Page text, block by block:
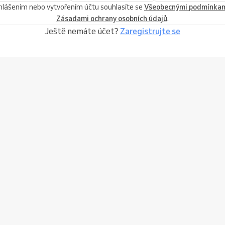
nebo vytvořením účtu souhlasíte se Všeobecnými
Zásadami ochrany osobních údajů.
Ještě nemáte účet? Zaregistrujte se